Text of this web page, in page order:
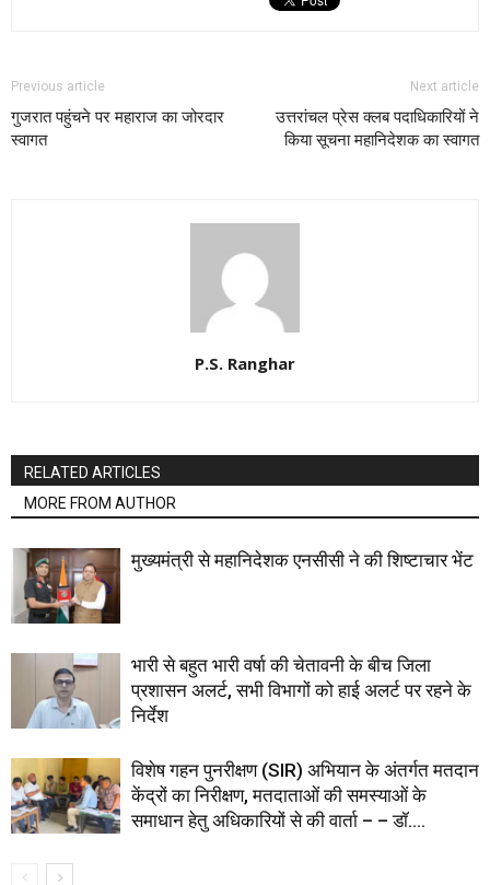
Previous article
गुजरात पहुंचने पर महाराज का जोरदार
स्वागत
Next article
उत्तरांचल प्रेस क्लब पदाधिकारियों ने
किया सूचना महानिदेशक का स्वागत
P.S. Ranghar
RELATED ARTICLES
MORE FROM AUTHOR
मुख्यमंत्री से महानिदेशक एनसीसी ने की शिष्टाचार भेंट
भारी से बहुत भारी वर्षा की चेतावनी के बीच जिला
प्रशासन अलर्ट, सभी विभागों को हाई अलर्ट पर रहने के
निर्देश
विशेष गहन पुनरीक्षण (SIR) अभियान के अंतर्गत मतदान
केंद्रों का निरीक्षण, मतदाताओं की समस्याओं के
समाधान हेतु अधिकारियों से की वार्ता – – डॉ....